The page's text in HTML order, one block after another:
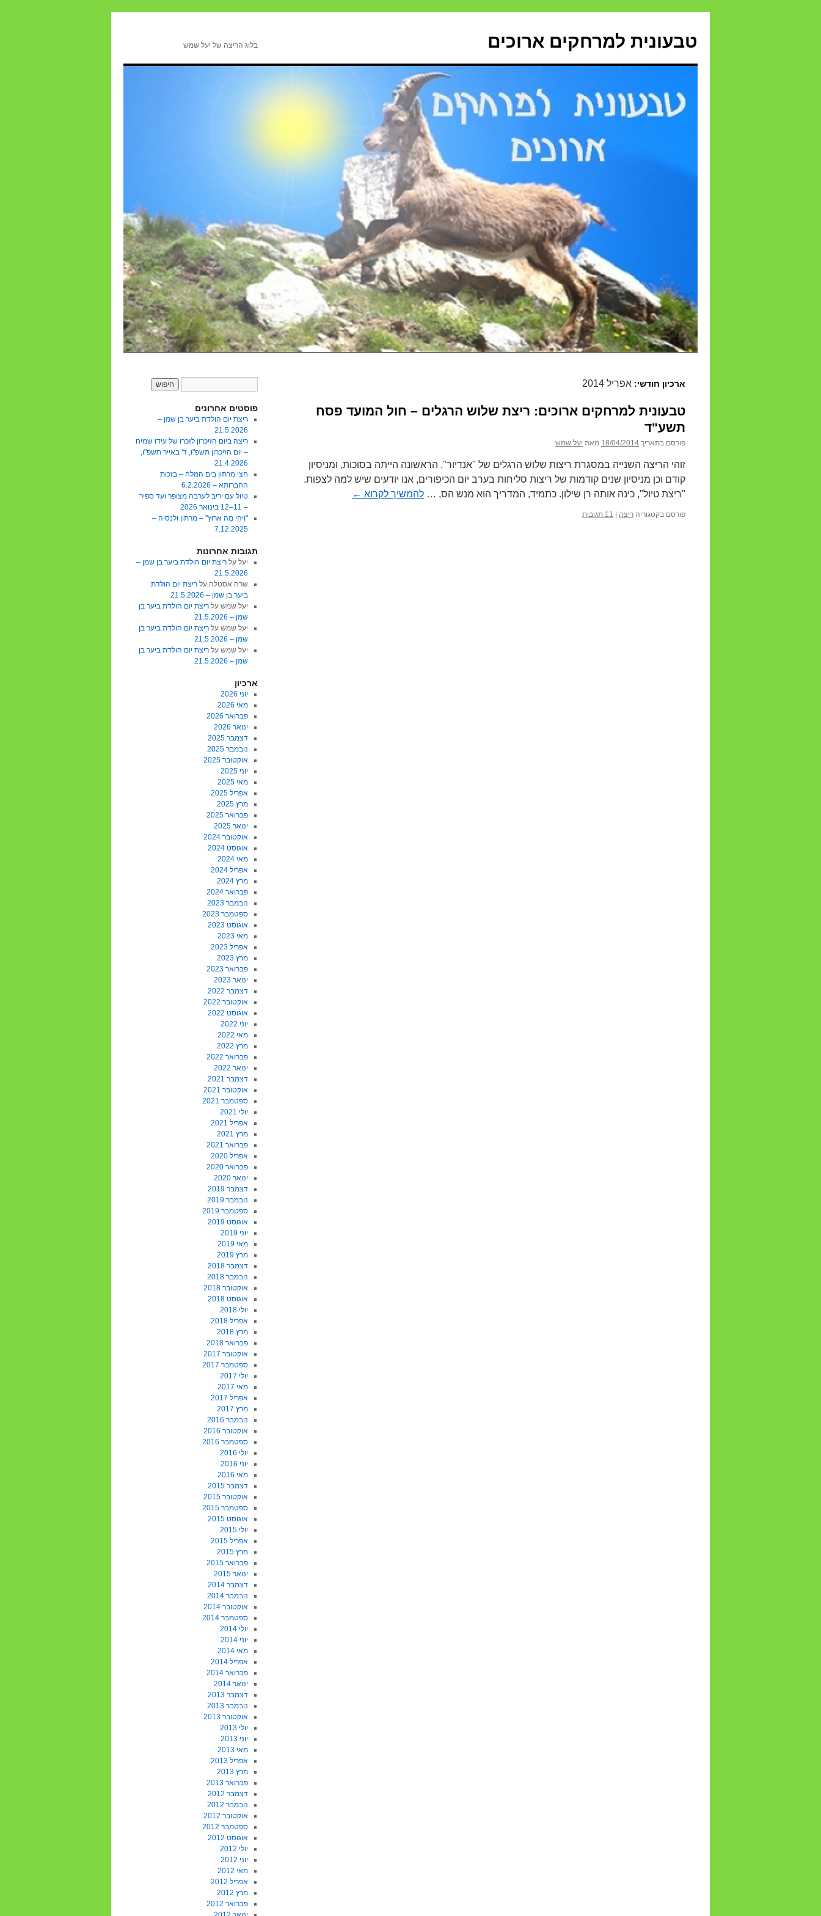
טבעונית למרחקים ארוכים בלוג הריצה של יעל שמש
ארכיון חודשי: אפריל 2014
טבעונית למרחקים ארוכים: ריצת שלוש הרגלים – חול המועד פסח
תשע"ד
פורסם בתאריך 18/04/2014 מאת יעל שמש
זוהי הריצה השנייה במסגרת ריצות שלוש הרגלים של "אנדיור". הראשונה הייתה בסוכות, ומניסיון
קודם וכן מניסיון שנים קודמות של ריצות סליחות בערב יום הכיפורים, אנו יודעים שיש למה לצפות.
"ריצת טיול", כינה אותה רן שילון. כתמיד, המדריך הוא מנש הס, … להמשיך לקרוא ←
פורסם בקטגוריה ריצה 11 תגובות
פוסטים אחרונים
ריצת יום הולדת ביער בן שמן –
21.5.2026
ריצה ביום הזיכרון לזכרו של עידו שמיח
– יום הזיכרון תשפ"ו, ד' באייר תשפ"ו,
21.4.2026
חצי מרתון בים המלח – בזכות
החברותא – 6.2.2026
טיול עם יריב לערבה מצופר ועד ספיר
– 11–12 בינואר 2026
"וִיהִי מָה אָרוּץ" – מרתון ולנסיה –
7.12.2025
תגובות אחרונות
יעלעל ריצת יום הולדת ביער בן שמן –
21.5.2026
שרה אסטלה על ריצת יום הולדת
ביער בן שמן – 21.5.2026
יעל שמשעל ריצת יום הולדת ביער בן
שמן – 21.5.2026
יעל שמשעל ריצת יום הולדת ביער בן
שמן – 21.5.2026
יעל שמשעל ריצת יום הולדת ביער בן
שמן – 21.5.2026
ארכיון
יוני 2026
מאי 2026
פברואר 2026
ינואר 2026
דצמבר 2025
נובמבר 2025
אוקטובר 2025
יוני 2025
מאי 2025
אפריל 2025
מרץ 2025
פברואר 2025
ינואר 2025
אוקטובר 2024
אוגוסט 2024
מאי 2024
אפריל 2024
מרץ 2024
פברואר 2024
נובמבר 2023
ספטמבר 2023
אוגוסט 2023
מאי 2023
אפריל 2023
מרץ 2023
פברואר 2023
ינואר 2023
דצמבר 2022
אוקטובר 2022
אוגוסט 2022
יוני 2022
מאי 2022
מרץ 2022
פברואר 2022
ינואר 2022
דצמבר 2021
אוקטובר 2021
ספטמבר 2021
יולי 2021
אפריל 2021
מרץ 2021
פברואר 2021
אפריל 2020
פברואר 2020
ינואר 2020
דצמבר 2019
נובמבר 2019
ספטמבר 2019
אוגוסט 2019
יוני 2019
מאי 2019
מרץ 2019
דצמבר 2018
נובמבר 2018
אוקטובר 2018
אוגוסט 2018
יולי 2018
אפריל 2018
מרץ 2018
פברואר 2018
אוקטובר 2017
ספטמבר 2017
יולי 2017
מאי 2017
אפריל 2017
מרץ 2017
נובמבר 2016
אוקטובר 2016
ספטמבר 2016
יולי 2016
יוני 2016
מאי 2016
דצמבר 2015
אוקטובר 2015
ספטמבר 2015
אוגוסט 2015
יולי 2015
אפריל 2015
מרץ 2015
פברואר 2015
ינואר 2015
דצמבר 2014
נובמבר 2014
אוקטובר 2014
ספטמבר 2014
יולי 2014
יוני 2014
מאי 2014
אפריל 2014
פברואר 2014
ינואר 2014
דצמבר 2013
נובמבר 2013
אוקטובר 2013
יולי 2013
יוני 2013
מאי 2013
אפריל 2013
מרץ 2013
פברואר 2013
דצמבר 2012
נובמבר 2012
אוקטובר 2012
ספטמבר 2012
אוגוסט 2012
יולי 2012
יוני 2012
מאי 2012
אפריל 2012
מרץ 2012
פברואר 2012